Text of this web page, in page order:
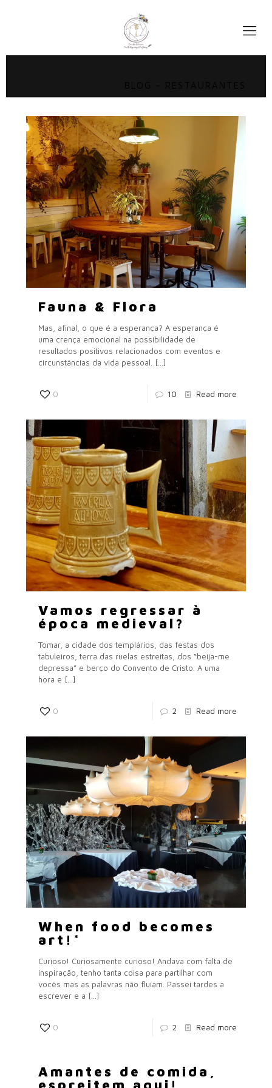
Fauna & Flora
Mas, afinal, o que é a esperança? A esperança é
uma crença emocional na possibilidade de
resultados positivos relacionados com eventos e
circunstâncias da vida pessoal.
[…]
0 10 Read more
Vamos regressar à
época medieval?
Tomar, a cidade dos templários, das festas dos
tabuleiros, terra das ruelas estreitas, dos “beija-me
depressa” e berço do Convento de Cristo. A uma
hora e […]
0 2 Read more
When food becomes
art!*
Curioso! Curiosamente curioso! Andava com falta de
inspiração, tenho tanta coisa para partilhar com
vocês mas as palavras não fluíam. Passei tardes a
escrever e a […]
0 2 Read more
Amantes de comida,